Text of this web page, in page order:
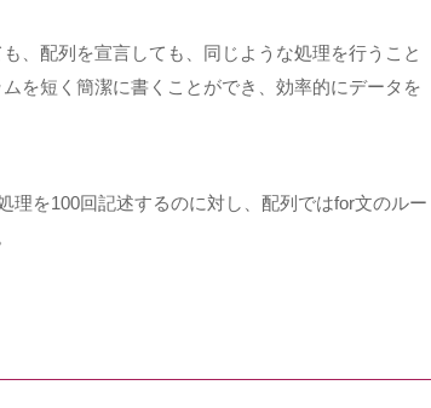
、配列を宣言しても、同じような処理を行うこと
を短く簡潔に書くことができ、効率的にデータを
理を100回記述するのに対し、配列ではfor文のルー